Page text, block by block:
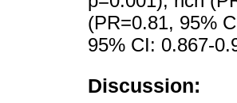
(PR=0.81, 95%
95% CI: 0.867-
Discussion: